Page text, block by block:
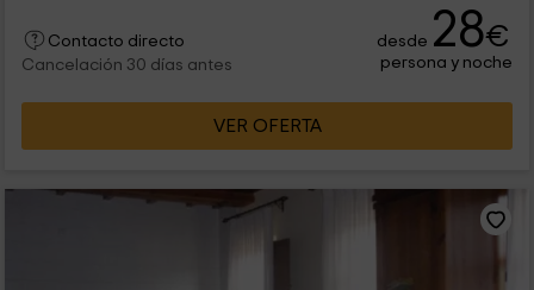
Contacto directo
Cancelación 30 días antes
desde 28€
persona y noche
VER OFERTA